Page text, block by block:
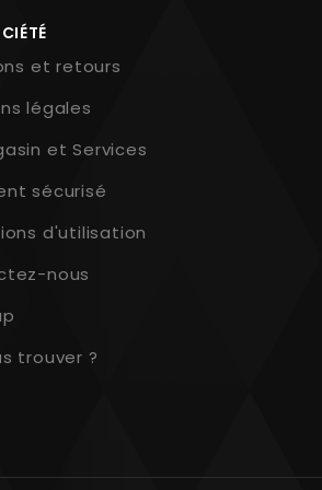
et retours
légales
et Services
sécurisé
d'utilisation
nous
trouver ?